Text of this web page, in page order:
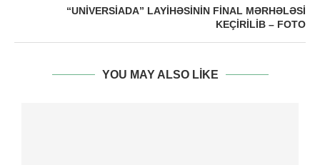
“UNIVERSIADA” LAYIHƏSININ FINAL MƏRHƏLƏSI
KEÇIRILIB – FOTO
YOU MAY ALSO LIKE